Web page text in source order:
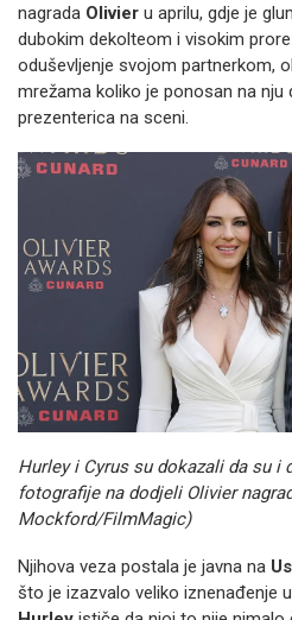
nagrada Olivier u aprilu, gdje je
dubokim dekolteom i visokim
oduševljenje svojom partnerkom,
mrežama koliko je ponosan na nju
prezenterica na sceni.
Hurley i Cyrus su dokazali da su i
fotografije na dodjeli Olivier
Mockford/FilmMagic)
Njihova veza postala je javna na
što je izazvalo veliko iznenađenje